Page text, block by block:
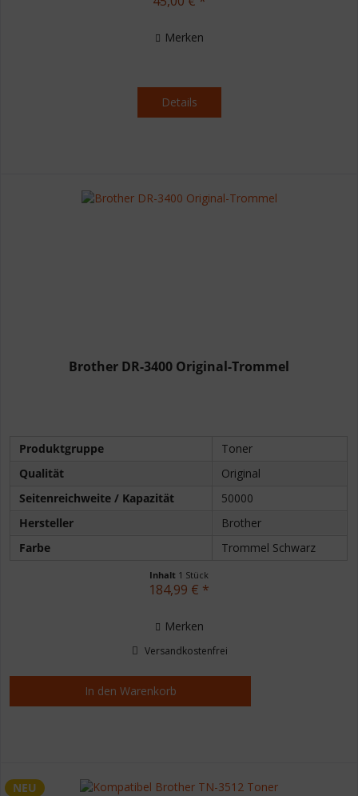
Merken
Details
Brother DR-3400 Original-Trommel
Produktgruppe
Toner
Qualität
Original
Seitenreichweite / Kapazität
50000
Hersteller
Brother
Farbe
Trommel Schwarz
Inhalt 1 Stück
184,99 € *
Merken
Versandkostenfrei
In den Warenkorb
NEU